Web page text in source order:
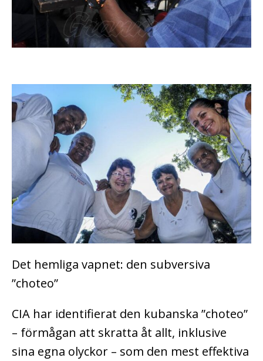
Det hemliga vapnet: den subversiva
”choteo”
CIA har identifierat den kubanska ”choteo”
– förmågan att skratta åt allt, inklusive
sina egna olyckor – som den mest effektiva